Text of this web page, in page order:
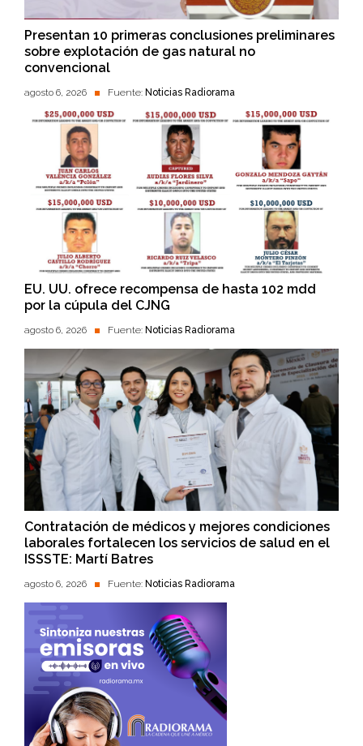
Presentan 10 primeras conclusiones preliminares
sobre explotación de gas natural no
convencional
agosto 6, 2026 Fuente: Noticias Radiorama
EU. UU. ofrece recompensa de hasta 102 mdd
por la cúpula del CJNG
agosto 6, 2026 Fuente: Noticias Radiorama
Contratación de médicos y mejores condiciones
laborales fortalecen los servicios de salud en el
ISSSTE: Martí Batres
agosto 6, 2026 Fuente: Noticias Radiorama